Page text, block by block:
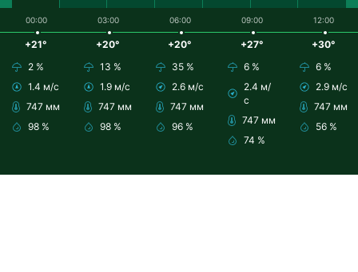
00:00
+21°
2 %
1.4 м/с
747 мм
98 %
03:00
+20°
13 %
1.9 м/с
747 мм
98 %
06:00
+20°
35 %
2.6 м/с
747 мм
96 %
09:00
+27°
6 %
2.4 м/
с
747 мм
74 %
12:00
+30°
6 %
2.9 м/с
747 мм
56 %